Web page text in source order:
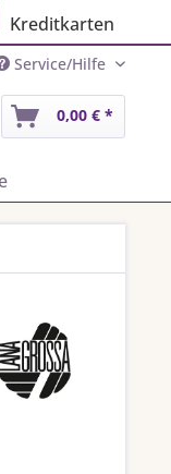
Kreditkarten
Service/Hilfe
0,00 € *